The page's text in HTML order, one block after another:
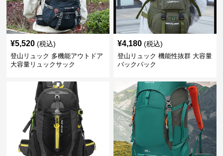
¥5,520 (税込)
登山リュック 多機能アウトドア
大容量リュックサック
¥4,180 (税込)
登山リュック 機能性抜群 大容量
バックパック